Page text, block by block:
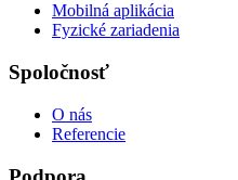
Mobilná aplikácia
Fyzické zariadenia
Spoločnosť
O nás
Referencie